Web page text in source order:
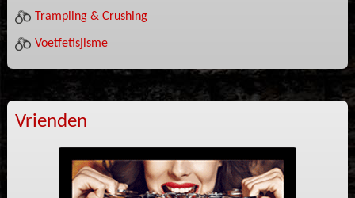
Trampling & Crushing
Voetfetisjisme
Vrienden